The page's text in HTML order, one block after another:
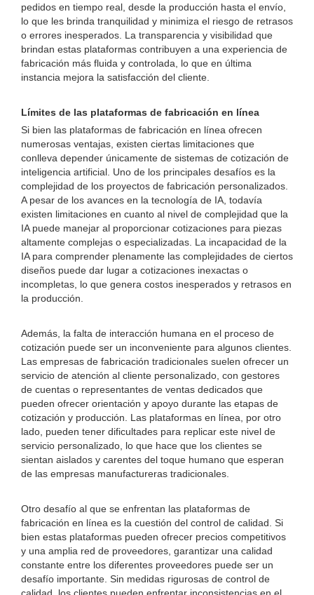
pedidos en tiempo real, desde la producción hasta el envío,
lo que les brinda tranquilidad y minimiza el riesgo de retrasos
o errores inesperados. La transparencia y visibilidad que
brindan estas plataformas contribuyen a una experiencia de
fabricación más fluida y controlada, lo que en última
instancia mejora la satisfacción del cliente.
Límites de las plataformas de fabricación en línea
Si bien las plataformas de fabricación en línea ofrecen
numerosas ventajas, existen ciertas limitaciones que
conlleva depender únicamente de sistemas de cotización de
inteligencia artificial. Uno de los principales desafíos es la
complejidad de los proyectos de fabricación personalizados.
A pesar de los avances en la tecnología de IA, todavía
existen limitaciones en cuanto al nivel de complejidad que la
IA puede manejar al proporcionar cotizaciones para piezas
altamente complejas o especializadas. La incapacidad de la
IA para comprender plenamente las complejidades de ciertos
diseños puede dar lugar a cotizaciones inexactas o
incompletas, lo que genera costos inesperados y retrasos en
la producción.
Además, la falta de interacción humana en el proceso de
cotización puede ser un inconveniente para algunos clientes.
Las empresas de fabricación tradicionales suelen ofrecer un
servicio de atención al cliente personalizado, con gestores
de cuentas o representantes de ventas dedicados que
pueden ofrecer orientación y apoyo durante las etapas de
cotización y producción. Las plataformas en línea, por otro
lado, pueden tener dificultades para replicar este nivel de
servicio personalizado, lo que hace que los clientes se
sientan aislados y carentes del toque humano que esperan
de las empresas manufactureras tradicionales.
Otro desafío al que se enfrentan las plataformas de
fabricación en línea es la cuestión del control de calidad. Si
bien estas plataformas pueden ofrecer precios competitivos
y una amplia red de proveedores, garantizar una calidad
constante entre los diferentes proveedores puede ser un
desafío importante. Sin medidas rigurosas de control de